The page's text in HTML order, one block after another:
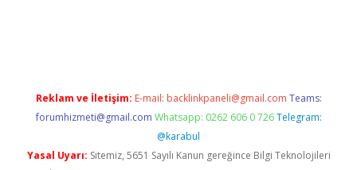
Reklam ve İletişim: E-mail: backlinkpaneli@gmail.com Teams:
forumhizmeti@gmail.com Whatsapp: 0262 606 0 726 Telegram:
@karabul
Yasal Uyarı: Sitemiz, 5651 Sayılı Kanun gereğince Bilgi Teknolojileri